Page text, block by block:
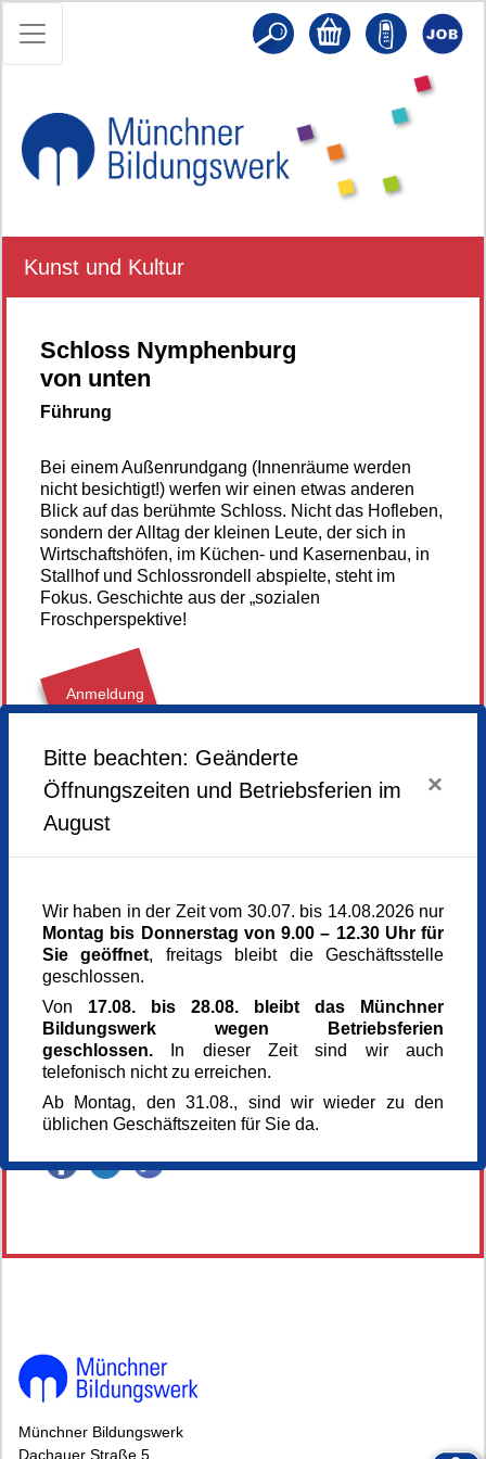
Kunst und Kultur
Schloss Nymphenburg
von unten
Führung
Bei einem Außenrundgang (Innenräume werden
nicht besichtigt!) werfen wir einen etwas anderen
Blick auf das berühmte Schloss. Nicht das Hofleben,
sondern der Alltag der kleinen Leute, der sich in
Wirtschaftshöfen, im Küchen- und Kasernenbau, in
Stallhof und Schlossrondell abspielte, steht im
Fokus. Geschichte aus der „sozialen
Froschperspektive!
Anmeldung
nicht mehr
19.06.2026,
80638 München
München
Kursgebühr
13 €
Referent_in
Doris Fuchsberger
Anmeldung bis
17.06.2026
166063
Veranstaltung teilen
Münchner Bildungswerk
Dachauer Straße 5
Bitte beachten: Geänderte
Öffnungszeiten und Betriebsferien im
August
×
Wir haben in der Zeit vom 30.07. bis 14.08.2026 nur
Montag bis Donnerstag von 9.00 – 12.30 Uhr für
Sie geöffnet, freitags bleibt die Geschäftsstelle
geschlossen.
Von 17.08. bis 28.08. bleibt das Münchner
Bildungswerk wegen Betriebsferien
geschlossen. In dieser Zeit sind wir auch
telefonisch nicht zu erreichen.
Ab Montag, den 31.08., sind wir wieder zu den
üblichen Geschäftszeiten für Sie da.